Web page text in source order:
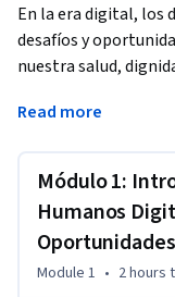
En la era digital, los
desafíos y
nuestra salud,
"Derechos y salud
ofrece un recorrido
normativo
las estrategias de
A través de
recursos
comprensión crítica
Read more
Módulo 1:
Humanos
Module 1 • 2 hours